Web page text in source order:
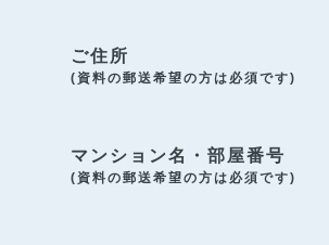
ご住所
(資料の郵送希望の方は必須です)
マンション名・部屋番号
(資料の郵送希望の方は必須です)